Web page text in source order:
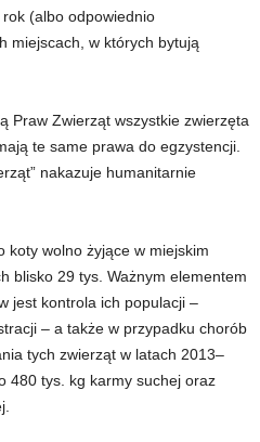
rok (albo odpowiednio
miejscach, w których bytują
Praw Zwierząt wszystkie zwierzęta
te same prawa do egzystencji.
nakazuje humanitarnie
koty wolno żyjące w miejskim
blisko 29 tys. Ważnym elementem
jest kontrola ich populacji –
– a także w przypadku chorób
tych zwierząt w latach 2013–
480 tys. kg karmy suchej oraz